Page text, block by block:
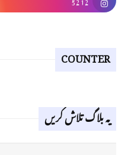
COUNTER
یہ بلاگ تلاش کریں